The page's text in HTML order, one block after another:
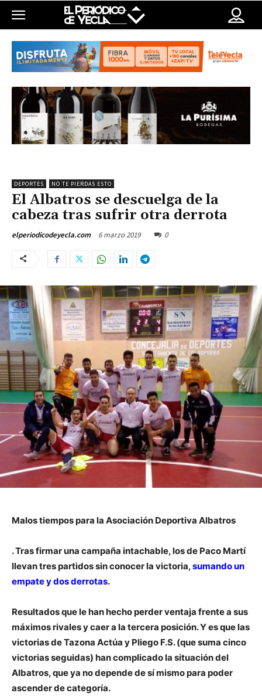
DEPORTES NO TE PIERDAS ESTO
El Albatros se descuelga de la
cabeza tras sufrir otra derrota
elperiodicodeyecla.com 6 marzo 2019 0
Malos tiempos para la Asociación Deportiva Albatros
. Tras firmar una campaña intachable, los de Paco Martí
llevan tres partidos sin conocer la victoria,sumando un
empate y dos derrotas.
Resultados que le han hecho perder ventaja frente a sus
máximos rivales y caer a la tercera posición. Y es quelas
victorias de Tazona Actúa y Pliego F.S. (que suma cinco
victorias seguidas) han complicado la situación del
Albatros, que ya no depende de sí mismo para poder
ascender de categoría.